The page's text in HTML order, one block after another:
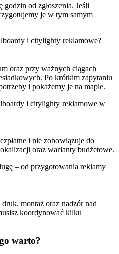
od zgłoszenia. Jeśli
je w tym samym
i citylighty reklamowe?
oraz przy ważnych ciągach
Po krótkim zapytaniu
i pokażemy je na mapie.
i citylighty reklamowe w
i nie zobowiązuje do
oraz warianty budżetowe.
– od przygotowania reklamy
montaż oraz nadzór nad
koordynować kilku
warto?